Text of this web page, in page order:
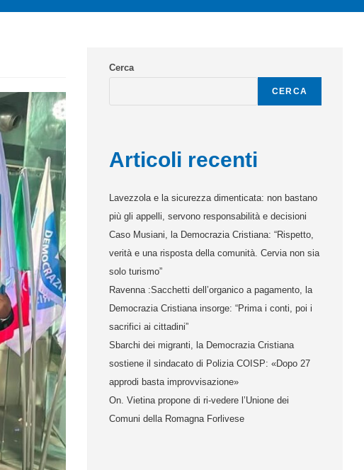
Cerca
CERCA
Articoli recenti
Lavezzola e la sicurezza dimenticata: non bastano
più gli appelli, servono responsabilità e decisioni
Caso Musiani, la Democrazia Cristiana: “Rispetto,
verità e una risposta della comunità. Cervia non sia
solo turismo”
Ravenna :Sacchetti dell’organico a pagamento, la
Democrazia Cristiana insorge: “Prima i conti, poi i
sacrifici ai cittadini”
Sbarchi dei migranti, la Democrazia Cristiana
sostiene il sindacato di Polizia COISP: «Dopo 27
approdi basta improvvisazione»
On. Vietina propone di ri-vedere l’Unione dei
Comuni della Romagna Forlivese